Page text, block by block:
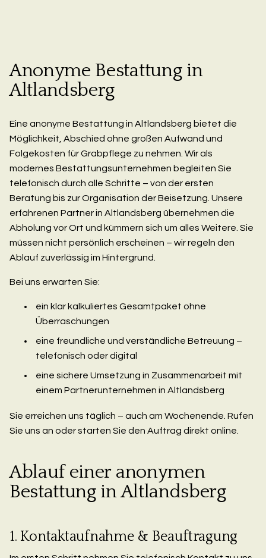
Anonyme Bestattung in
Altlandsberg
Eine anonyme Bestattung in Altlandsberg bietet die
Möglichkeit, Abschied ohne großen Aufwand und
Folgekosten für Grabpflege zu nehmen. Wir als
modernes Bestattungsunternehmen begleiten Sie
telefonisch durch alle Schritte – von der ersten
Beratung bis zur Organisation der Beisetzung. Unsere
erfahrenen Partner in Altlandsberg übernehmen die
Abholung vor Ort und kümmern sich um alles Weitere. Sie
müssen nicht persönlich erscheinen – wir regeln den
Ablauf zuverlässig im Hintergrund.
Bei uns erwarten Sie:
ein klar kalkuliertes Gesamtpaket ohne
Überraschungen
eine freundliche und verständliche Betreuung –
telefonisch oder digital
eine sichere Umsetzung in Zusammenarbeit mit
einem Partnerunternehmen in Altlandsberg
Sie erreichen uns täglich – auch am Wochenende. Rufen
Sie uns an oder starten Sie den Auftrag direkt online.
Ablauf einer anonymen
Bestattung in Altlandsberg
1. Kontaktaufnahme & Beauftragung